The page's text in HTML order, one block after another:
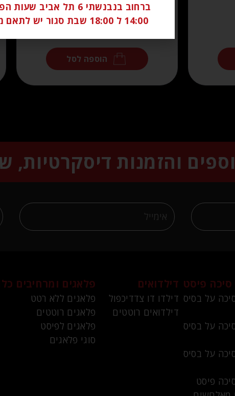
הוספה לסל
והזמנות
סיכה פיסט
על בסיס
על בסיס
על בסיס
פיסט
דילדואים
דילדו דו צדדיכפול
דילדואים רוטטים
פלאגים ומרחיבים
פלאגים ללא רטט
פלאגים רוטטים
פלאגים לפיסט
סוגי פלאגים
ברחוב בנבנשתי 6 תל
14:00 ל 18:00 שבת סגור יש לתאם מראש בוואטצאפ 058-6306262